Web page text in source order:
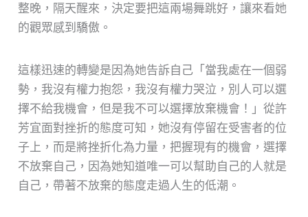
整晚，隔天醒來，決定要把這兩場舞跳好，讓來看她
的觀眾感到驕傲。
這樣迅速的轉變是因為她告訴自己「當我處在一個弱
勢，我沒有權力抱怨，我沒有權力哭泣，別人可以選
擇不給我機會，但是我不可以選擇放棄機會！」從許
芳宜面對挫折的態度可知，她沒有停留在受害者的位
子上，而是將挫折化為力量，把握現有的機會，選擇
不放棄自己，因為她知道唯一可以幫助自己的人就是
自己，帶著不放棄的態度走過人生的低潮。